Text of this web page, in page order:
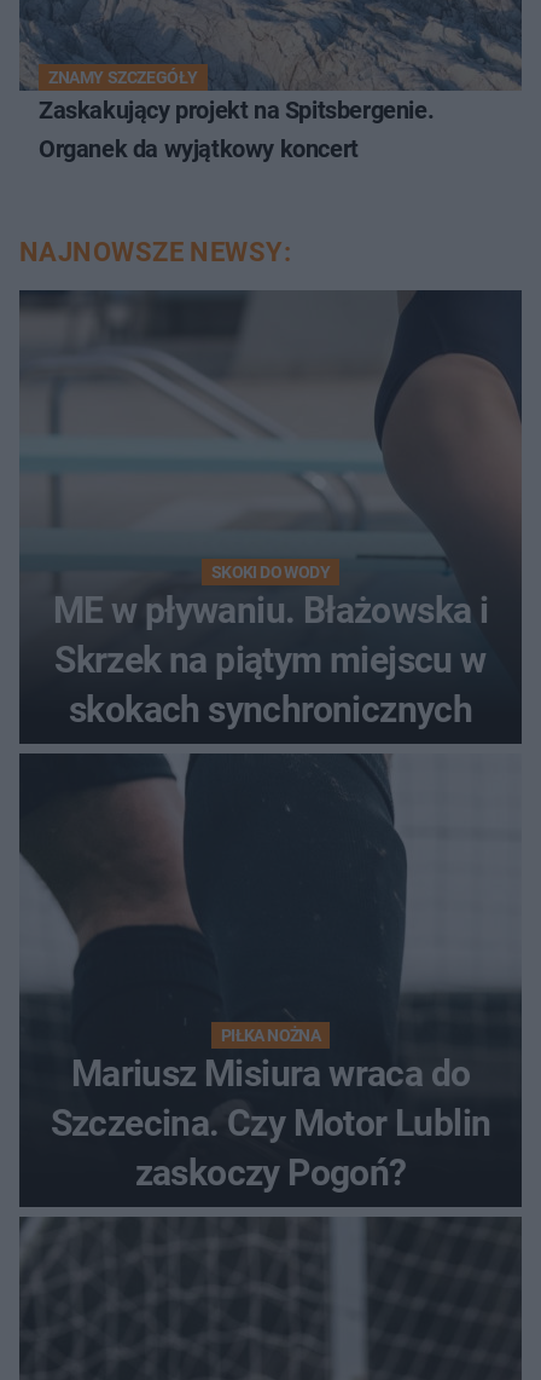
ZNAMY SZCZEGÓŁY
Zaskakujący projekt na Spitsbergenie.
Organek da wyjątkowy koncert
NAJNOWSZE NEWSY:
SKOKI DO WODY
ME w pływaniu. Błażowska i
Skrzek na piątym miejscu w
skokach synchronicznych
PIŁKA NOŻNA
Mariusz Misiura wraca do
Szczecina. Czy Motor Lublin
zaskoczy Pogoń?